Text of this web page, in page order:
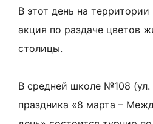
В этот день на
акция по раздаче цветов
столицы.
В средней школе №108 (ул.
праздника «8 марта –